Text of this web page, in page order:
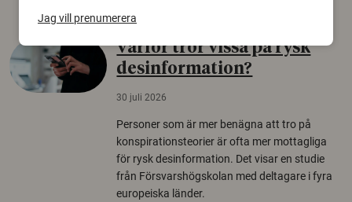
Varför tror vissa på rysk
desinformation?
30 juli 2026
Personer som är mer benägna att tro på
konspirationsteorier är ofta mer mottagliga
för rysk desinformation. Det visar en studie
från Försvarshögskolan med deltagare i fyra
europeiska länder.
Jag vill prenumerera